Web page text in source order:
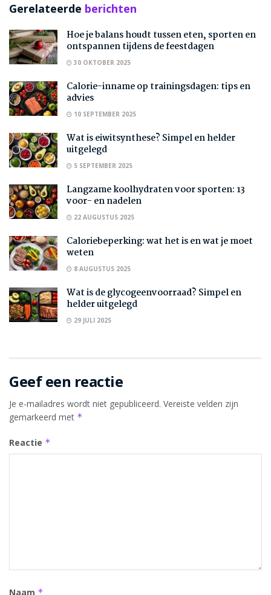
Gerelateerde berichten
Hoe je balans houdt tussen eten, sporten en
ontspannen tijdens de feestdagen
30 OKTOBER 2025
Calorie-inname op trainingsdagen: tips en
advies
10 SEPTEMBER 2025
Wat is eiwitsynthese? Simpel en helder
uitgelegd
5 SEPTEMBER 2025
Langzame koolhydraten voor sporten: 13
voor- en nadelen
22 AUGUSTUS 2025
Caloriebeperking: wat het is en wat je moet
weten
8 AUGUSTUS 2025
Wat is de glycogeenvoorraad? Simpel en
helder uitgelegd
29 JULI 2025
Geef een reactie
Je e-mailadres wordt niet gepubliceerd. Vereiste velden zijn
gemarkeerd met *
Reactie *
Naam *